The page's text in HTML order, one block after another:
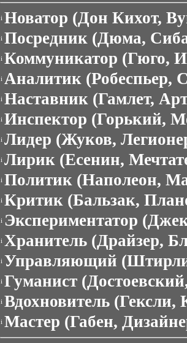
i Новатор (Дон Кихот,
i Посредник (Дюма,
i Коммуникатор (Гюго,
i Аналитик (Робеспьер,
i Наставник (Гамлет,
i Инспектор (Горький,
i Лидер (Жуков,
i Лирик (Есенин,
i Политик (Наполеон,
i Критик (Бальзак,
i Экспериментатор
i Хранитель (Драйзер,
i Управляющий
i Гуманист
i Вдохновитель
i Мастер (Габен,